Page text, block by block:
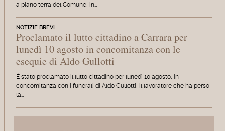
a piano terra del Comune, in…
NOTIZIE BREVI
Proclamato il lutto cittadino a Carrara per
lunedì 10 agosto in concomitanza con le
esequie di Aldo Gullotti
È stato proclamato il lutto cittadino per lunedì 10 agosto, in
concomitanza con i funerali di Aldo Gullotti, il lavoratore che ha perso
la…